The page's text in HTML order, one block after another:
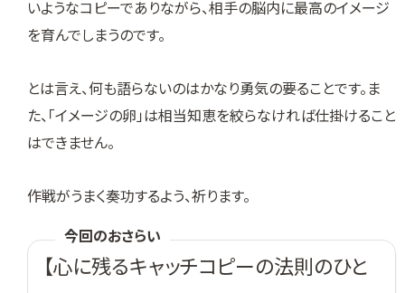
いようなコピーでありながら、相手の脳内に最高のイメージ
を育んでしまうのです。
とは言え、何も語らないのはかなり勇気の要ることです。ま
た、「イメージの卵」は相当知恵を絞らなければ仕掛けること
はできません。
作戦がうまく奏功するよう、祈ります。
今回のおさらい
【心に残るキャッチコピーの法則のひと